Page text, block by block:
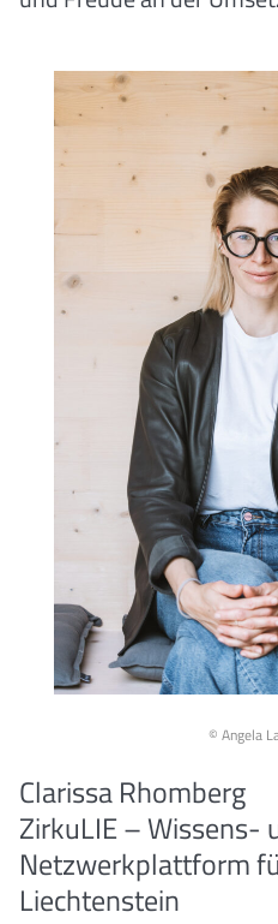
© Angela
Clarissa Rhomberg
ZirkuLIE – Wissens-
Netzwerkplattform
Liechtenstein